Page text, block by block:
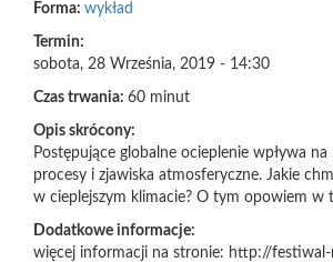
Forma: wykład
Termin:
sobota, 28 Września, 2019 - 14:30
Czas trwania: 60 minut
Opis skrócony:
Postępujące globalne ocieplenie wpływa
procesy i zjawiska atmosferyczne. Jakie
w cieplejszym klimacie? O tym opowiem w
Dodatkowe informacje:
więcej informacji na stronie: http://